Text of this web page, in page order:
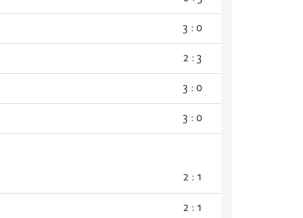
3 : 0
2 : 3
3 : 0
3 : 0
2 : 1
2 : 1